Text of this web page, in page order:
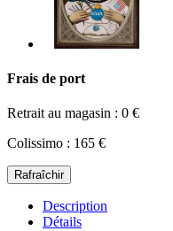
Frais de port
Retrait au magasin : 0 €
Colissimo : 165 €
Description
Détails